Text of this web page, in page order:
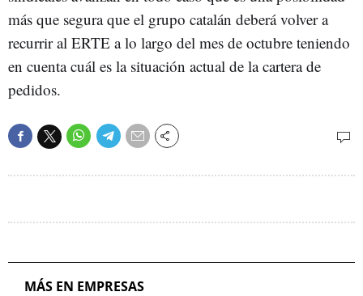
más que segura que el grupo catalán deberá volver a
recurrir al ERTE a lo largo del mes de octubre teniendo
en cuenta cuál es la situación actual de la cartera de
pedidos.
MÁS EN EMPRESAS